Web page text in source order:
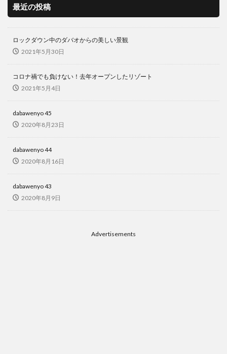
最近の投稿
ロックダウン中のダバオからの美しい景観
2021年5月30日
コロナ禍でも負けない！去年オープンしたリゾート
2021年5月4日
dabawenyo 45
2020年8月23日
dabawenyo 44
2020年8月16日
dabawenyo 43
2020年8月9日
Advertisements